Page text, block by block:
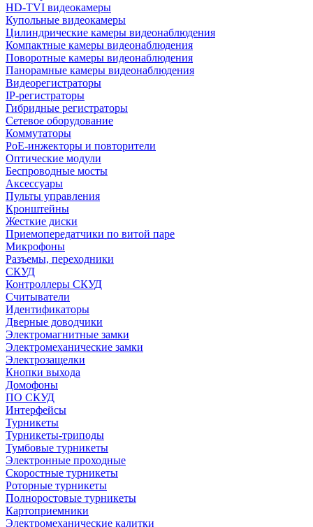
HD-TVI видеокамеры
Купольные видеокамеры
Цилиндрические камеры видеонаблюдения
Компактные камеры видеонаблюдения
Поворотные камеры видеонаблюдения
Панорамные камеры видеонаблюдения
Видеорегистраторы
IP-регистраторы
Гибридные регистраторы
Сетевое оборудование
Коммутаторы
PoE-инжекторы и повторители
Оптические модули
Беспроводные мосты
Аксессуары
Пульты управления
Кронштейны
Жесткие диски
Приемопередатчики по витой паре
Микрофоны
Разъемы, переходники
СКУД
Контроллеры СКУД
Считыватели
Идентификаторы
Дверные доводчики
Электромагнитные замки
Электромеханические замки
Электрозащелки
Кнопки выхода
Домофоны
ПО СКУД
Интерфейсы
Турникеты
Турникеты-триподы
Тумбовые турникеты
Электронные проходные
Скоростные турникеты
Роторные турникеты
Полноростовые турникеты
Картоприемники
Электромеханические калитки